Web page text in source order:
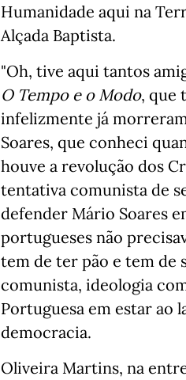
Humanidade aqui na
Alçada Baptista.
"Oh, tive aqui tantos
O Tempo e o Modo, que
infelizmente já
Soares, que conheci
houve a revolução dos
tentativa comunista de
defender Mário Soares
portugueses não
tem de ter pão e tem de
comunista, ideologia
Portuguesa em estar ao
democracia.
Oliveira Martins, na